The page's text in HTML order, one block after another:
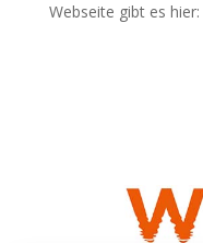
Webseite gibt es hier: